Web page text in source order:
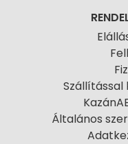
Általános